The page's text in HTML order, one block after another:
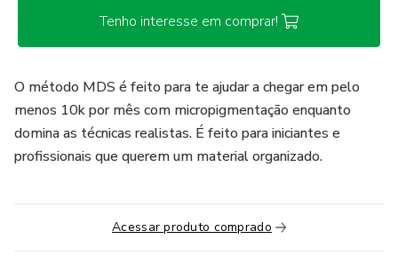
Tenho interesse em comprar!
O método MDS é feito para te ajudar a chegar em pelo
menos 10k por mês com micropigmentação enquanto
domina as técnicas realistas. É feito para iniciantes e
profissionais que querem um material organizado.
Acessar produto comprado